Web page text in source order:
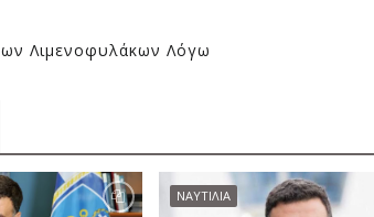
Λιμενοφυλάκων Λόγω
ΝΑΥΤΙΛΙΑ